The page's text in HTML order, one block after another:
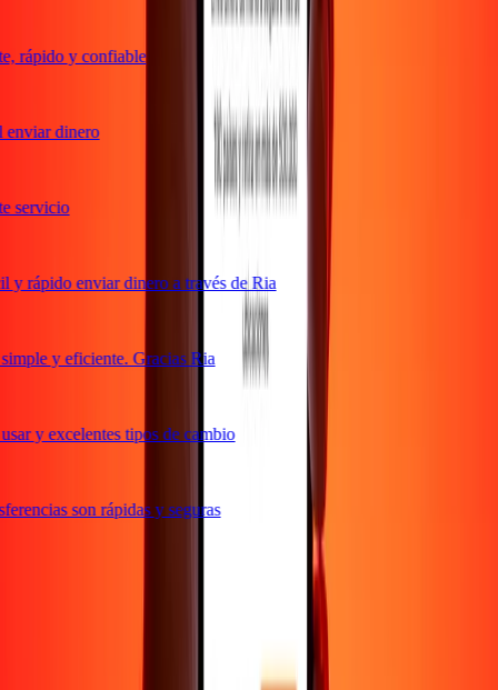
rápido y confiable
dinero
rápido enviar dinero a través de Ria
y eficiente. Gracias Ria
y excelentes tipos de cambio
son rápidas y seguras